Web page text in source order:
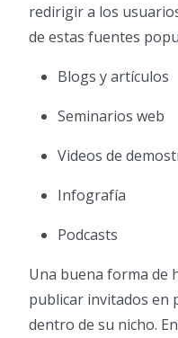
redirigir a los
de estas fuentes
Blogs y artículos
Seminarios web
Videos de
Infografía
Podcasts
Una buena forma de
publicar invitados en
dentro de su nicho.